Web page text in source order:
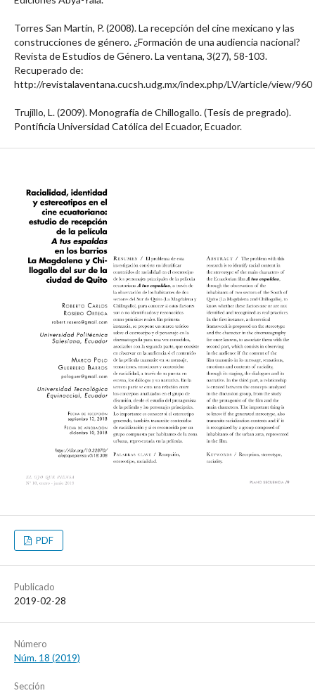
Torres San Martín, P. (2008). La recepción del cine mexicano y las
construcciones de género. ¿Formación de una audiencia nacional?
Revista de Estudios de Género. La ventana, 3(27), 58-103.
Recuperado de:
http://revistalaventana.cucsh.udg.mx/index.php/LV/article/view/960
Trujillo, L. (2009). Monografía de Chillogallo. (Tesis de pregrado).
Pontificia Universidad Católica del Ecuador, Ecuador.
PDF
Publicado
2019-02-28
Número
Núm. 18 (2019)
Sección